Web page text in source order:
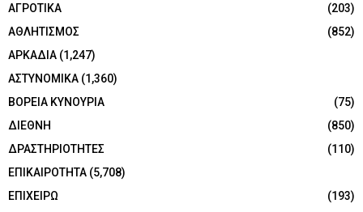
ΑΓΡΟΤΙΚΑ
(203)
ΑΘΛΗΤΙΣΜΟΣ
(852)
ΑΡΚΑΔΙΑ (1,247)
ΑΣΤΥΝΟΜΙΚΑ (1,360)
ΒΟΡΕΙΑ ΚΥΝΟΥΡΙΑ
(75)
ΔΙΕΘΝΗ
(850)
ΔΡΑΣΤΗΡΙΟΤΗΤΕΣ
(110)
ΕΠΙΚΑΙΡΟΤΗΤΑ (5,708)
ΕΠΙΧΕΙΡΩ
(193)